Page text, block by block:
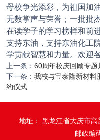
母校争光添彩，为祖国加
无数掌声与荣誉；一批批
在读学子的学习榜样和前
支持东油，支持东油化工
学贡献智慧和力量。欢迎
上一条：60周年校庆回顾专题
下一条：我校与宝泰隆新材料
约仪式
地址： 黑龙江省大庆市
邮政编